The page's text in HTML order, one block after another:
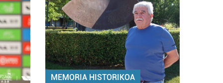
MEMORIA HISTORIKOA